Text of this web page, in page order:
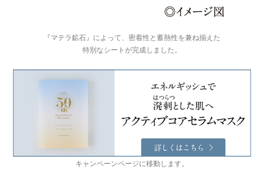
『マテラ鉱石』によって、密着性と蓄熱性を兼ね揃えた
特別なシートが完成しました。
キャンペーンページに移動します。